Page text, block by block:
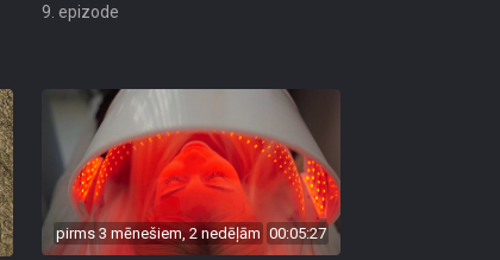
9. epizode
pirms 3 mēnešiem, 2 nedēļām 00:05:27